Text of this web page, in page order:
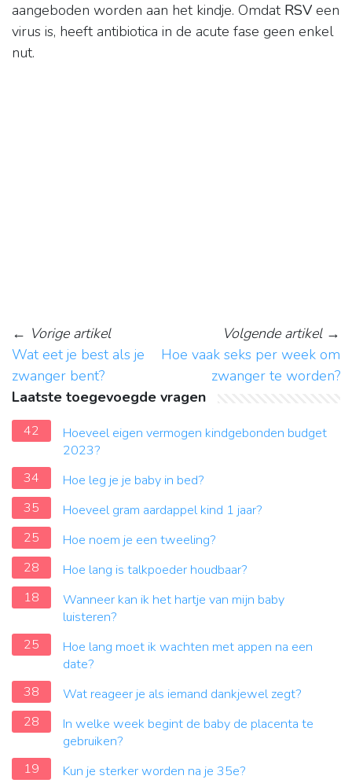
aangeboden worden aan het kindje. Omdat RSV een
virus is, heeft antibiotica in de acute fase geen enkel
nut.
← Vorige artikel
Wat eet je best als je
zwanger bent?
Volgende artikel→
Hoe vaak seks per week om
zwanger te worden?
Laatste toegevoegde vragen
42
Hoeveel eigen vermogen kindgebonden budget
2023?
34
Hoe leg je je baby in bed?
35
Hoeveel gram aardappel kind 1 jaar?
25
Hoe noem je een tweeling?
28
Hoe lang is talkpoeder houdbaar?
18
Wanneer kan ik het hartje van mijn baby
luisteren?
25
Hoe lang moet ik wachten met appen na een
date?
38
Wat reageer je als iemand dankjewel zegt?
28
In welke week begint de baby de placenta te
gebruiken?
19
Kun je sterker worden na je 35e?